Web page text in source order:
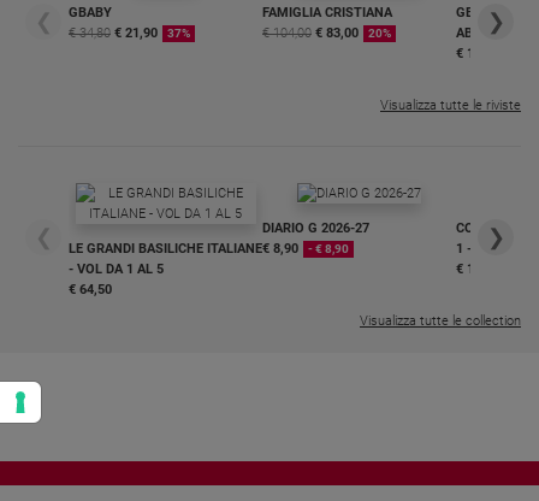
Pubblicità
Social
❮
GBABY
€ 34,80 € 21,90 37%
FAMIGLIA CRISTIANA
€ 104,00 € 83,00 20%
GBABY
€ 16,99
❯
Visualizza tutte le riviste
❮
LE GRANDI BASILICHE ITALIANE
- VOL DA 1 AL 5
€ 64,50
DIARIO G 2026-27
€ 8,90
- € 8,90
COLLANA
1 - 2
€ 18,50
❯
Visualizza tutte le collection